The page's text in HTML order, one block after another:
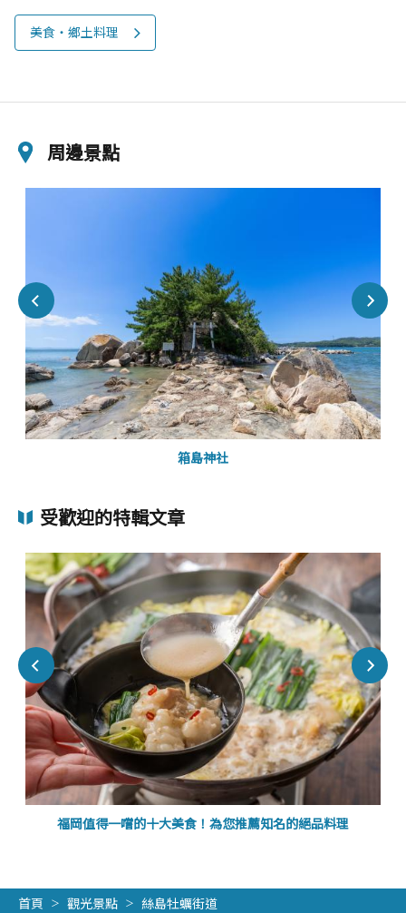
美食‧鄉土料理
周邊景點
箱島神社
受歡迎的特輯文章
福岡值得一嚐的十大美食！為您推薦知名的絕品料理
首頁 觀光景點 絲島牡蠣街道